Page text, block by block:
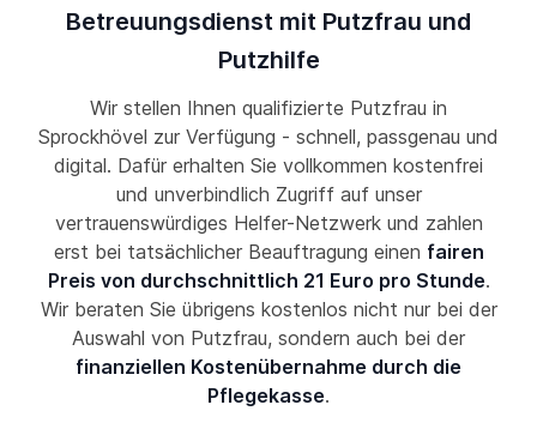
Betreuungsdienst mit Putzfrau und
Putzhilfe
Wir stellen Ihnen qualifizierte Putzfrau in
Sprockhövel zur Verfügung - schnell, passgenau und
digital. Dafür erhalten Sie vollkommen kostenfrei
und unverbindlich Zugriff auf unser
vertrauenswürdiges Helfer-Netzwerk und zahlen
erst bei tatsächlicher Beauftragung einen fairen
Preis von durchschnittlich 21 Euro pro Stunde.
Wir beraten Sie übrigens kostenlos nicht nur bei der
Auswahl von Putzfrau, sondern auch bei der
finanziellen Kostenübernahme durch die
Pflegekasse.